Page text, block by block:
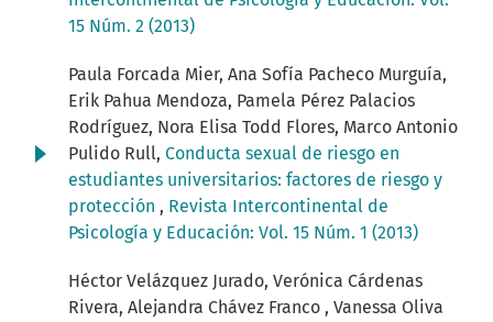
15 Núm. 2 (2013)
Paula Forcada Mier, Ana Sofía Pacheco Murguía,
Erik Pahua Mendoza, Pamela Pérez Palacios
Rodríguez, Nora Elisa Todd Flores, Marco Antonio
Pulido Rull, Conducta sexual de riesgo en
estudiantes universitarios: factores de riesgo y
protección , Revista Intercontinental de
Psicología y Educación: Vol. 15 Núm. 1 (2013)
Héctor Velázquez Jurado, Verónica Cárdenas
Rivera, Alejandra Chávez Franco , Vanessa Oliva